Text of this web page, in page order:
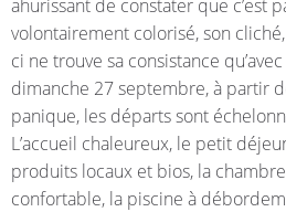
ahurissant de constater que c’est
volontairement colorisé, son
ci ne trouve sa consistance
dimanche 27 septembre, à partir
panique, les départs sont
L’accueil chaleureux, le petit
produits locaux et bios, la
confortable, la piscine à